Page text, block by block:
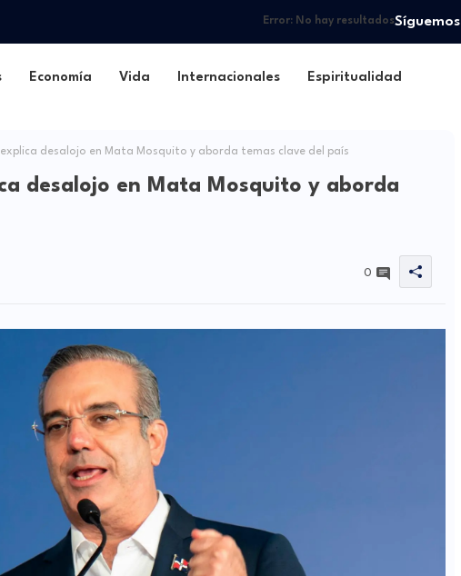
Error:No hay resultadosSíguemos
Economía Vida Internacionales Espiritualidad
desalojo en Mata Mosquito y aborda temas clave del país
desalojo en Mata Mosquito y aborda
0